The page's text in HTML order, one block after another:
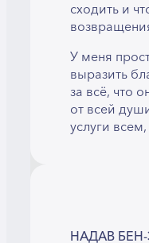
сходить и
У меня
выразить
за всё, что
от всей
услуги
НАДАВ